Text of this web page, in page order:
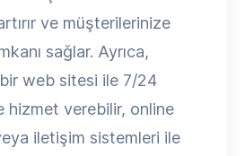
ve müşterilerinize
sağlar. Ayrıca,
web sitesi ile 7/24
hizmet verebilir, online
iletişim sistemleri ile